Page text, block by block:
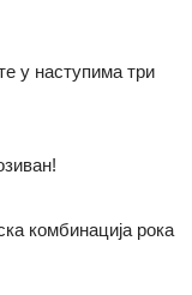
у наступима три
комбинација рока